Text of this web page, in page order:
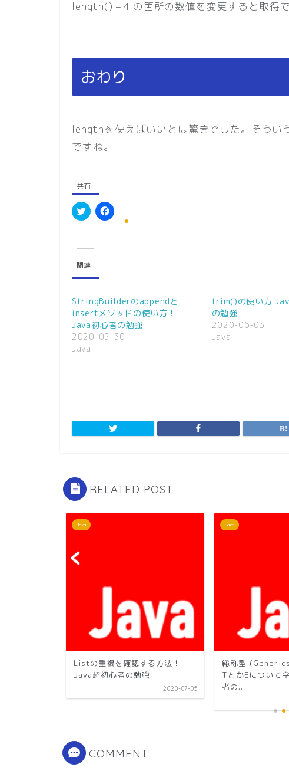
length() – 4 の箇所の数値を変更すると取得
おわり
lengthを使えばいいとは驚きでした。そうい
ですね。
共有:
ク
し
T
i
t
e
r
で
共
有
新
開
ま
F
有
す
る
に
は
ク
リ
新
い
開
き
す
関連
StringBuilderのappendと
insertメソッドの使い方！
Java初心者の勉強
2020-05-30
Java
trim()の使い方
の勉強
2020-06-03
Java
RELATED POST
Java
Listの重複を確認する方法！
Java超初心者の勉強
2020-07-05
Java
総称型
TとかEについて
者の...
COMMENT